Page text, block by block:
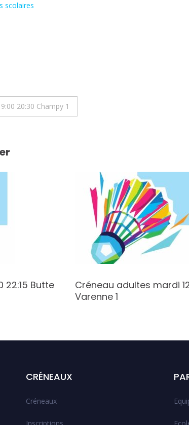
scolaires
20:30 Champy 1
22:15 Butte
Créneau adultes mardi
Varenne 1
CRÉNEAUX
Créneaux